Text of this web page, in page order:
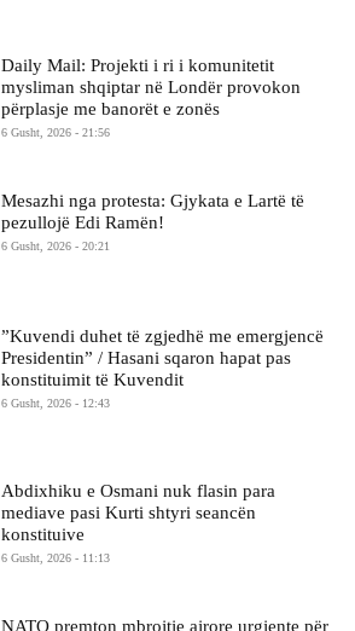
Daily Mail: Projekti i ri i komunitetit
mysliman shqiptar në Londër provokon
përplasje me banorët e zonës
6 Gusht, 2026 - 21:56
Mesazhi nga protesta: Gjykata e Lartë të
pezullojë Edi Ramën!
6 Gusht, 2026 - 20:21
​”Kuvendi duhet të zgjedhë me emergjencë
Presidentin” / Hasani sqaron hapat pas
konstituimit të Kuvendit
6 Gusht, 2026 - 12:43
Abdixhiku e Osmani nuk flasin para
mediave pasi Kurti shtyri seancën
konstituive
6 Gusht, 2026 - 11:13
NATO premton mbrojtje ajrore urgjente për